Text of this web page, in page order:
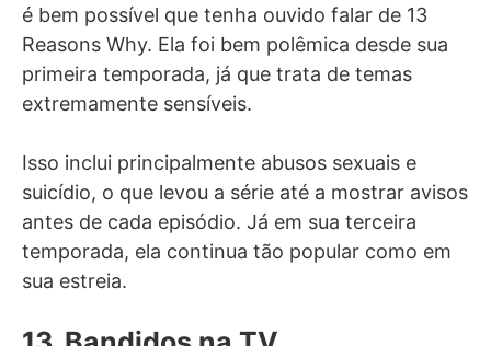
é bem possível que tenha ouvido falar de 13
Reasons Why. Ela foi bem polêmica desde sua
primeira temporada, já que trata de temas
extremamente sensíveis.
Isso inclui principalmente abusos sexuais e
suicídio, o que levou a série até a mostrar avisos
antes de cada episódio. Já em sua terceira
temporada, ela continua tão popular como em
sua estreia.